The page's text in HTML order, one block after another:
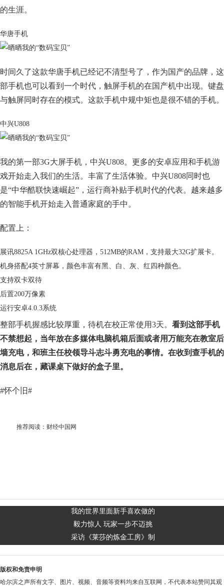
的生涯。
华唐手机
时间久了这款华唐手机已经记不清型号了，作为国产的品牌，这
部手机也可以看到一个时代，触屏手机的在国产机中出现。键盘
与触屏同时存在的模式。这款手机中规中矩也是很不错的手机。
中兴U808
我的第一部3G大屏手机，中兴U808。更多的安卓应用和手机游
戏开始走入我们的生活。丰富了生活体验。中兴U808同时也
是“中华酷联快速崛起”，运行商补贴手机时代的代表。越来越多
的智能手机开始走入普通家庭的手中。
配置上：
展讯8825A 1GHz双核心处理器，512MB的RAM，支持最大32G扩展卡。
机身搭配4英寸屏幕，颜色丰富有黑、白、灰、红四种颜色。
支持双卡双待
后置200万像素
运行安卓4.0.3系统
整部手机握感比较厚重，待机在校正常使用3天。 看到这部手机
不禁想起，当年放在多媒体电脑机箱后面或者用万能充在教室后
墙充电，和班主任校领导斗志斗勇充电的事情。在收到查手机的
消息后在，藏课桌下做好的盒子里。
#怀个旧#
推荐阅读： 财经中国网
我的世界里面新手喜欢做的
毅力惊人 玩家一步不迈挑
采访《莱莎的炼金工房》制
版权和免责申明
哈尔滨之声所有文字、图片、视频、音频等资料均来自互联网，不代表本站赞同其观